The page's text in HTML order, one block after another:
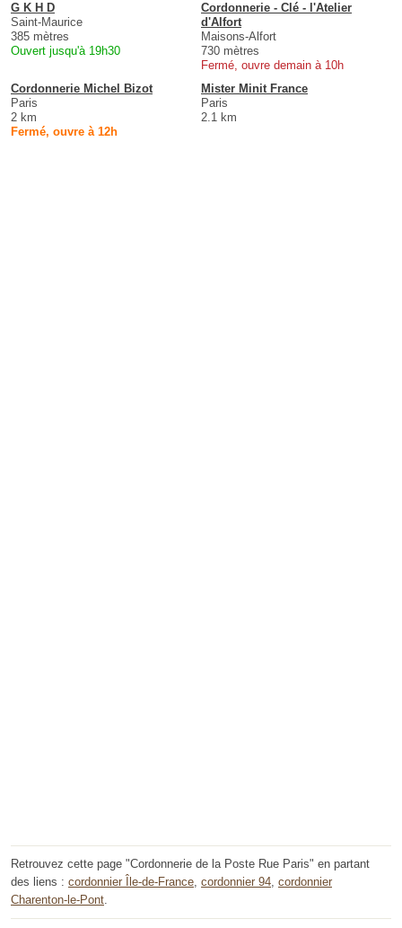
G K H D
Saint-Maurice
385 mètres
Ouvert jusqu'à 19h30
Cordonnerie - Clé - l'Atelier
d'Alfort
Maisons-Alfort
730 mètres
Fermé, ouvre demain à 10h
Cordonnerie Michel Bizot
Paris
2 km
Fermé, ouvre à 12h
Mister Minit France
Paris
2.1 km
Retrouvez cette page "Cordonnerie de la Poste Rue Paris" en partant
des liens : cordonnier Île-de-France, cordonnier 94, cordonnier
Charenton-le-Pont.